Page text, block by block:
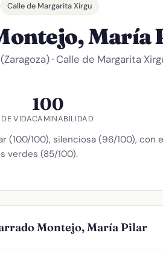
Calle de Margarita Xirgu
María
· Calle de Margarita
VIDA
100
CAMINABILIDAD
(100/100), silenciosa (96/100),
verdes (85/100).
Montejo, María Pilar